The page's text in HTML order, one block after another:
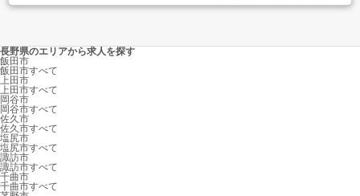
長野県のエリアから求人を探す
飯田市
飯田市すべて
上田市
上田市すべて
岡谷市
岡谷市すべて
佐久市
佐久市すべて
塩尻市
塩尻市すべて
諏訪市
諏訪市すべて
千曲市
千曲市すべて